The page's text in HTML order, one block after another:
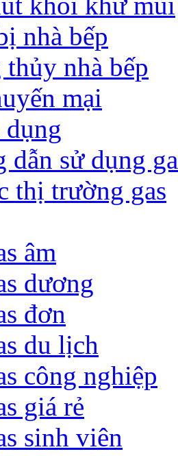
nhà bếp
thủy nhà bếp
mại
dẫn sử dụng
thị trường gas
âm
dương
đơn
du lịch
công nghiệp
giá rẻ
sinh viên